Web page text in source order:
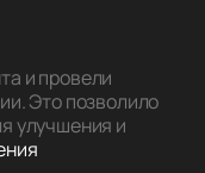
и провели
Это позволило
улучшения и